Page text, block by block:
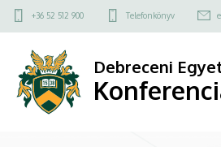
"XIII.
régiókutatásban
Ugrás
a
tartalomra
Felső
menü
+36 52 512 900 Telefonkönyv
Debreceni